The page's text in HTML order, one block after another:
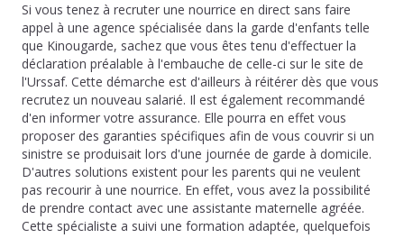
Si vous tenez à recruter une nourrice en direct sans faire
appel à une agence spécialisée dans la garde d'enfants telle
que Kinougarde, sachez que vous êtes tenu d'effectuer la
déclaration préalable à l'embauche de celle-ci sur le site de
l'Urssaf. Cette démarche est d'ailleurs à réitérer dès que vous
recrutez un nouveau salarié. Il est également recommandé
d'en informer votre assurance. Elle pourra en effet vous
proposer des garanties spécifiques afin de vous couvrir si un
sinistre se produisait lors d'une journée de garde à domicile.
D'autres solutions existent pour les parents qui ne veulent
pas recourir à une nourrice. En effet, vous avez la possibilité
de prendre contact avec une assistante maternelle agréée.
Cette spécialiste a suivi une formation adaptée, quelquefois